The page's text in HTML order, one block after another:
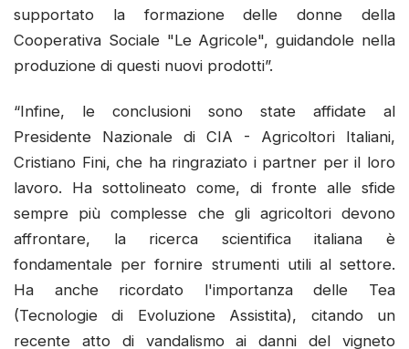
supportato la formazione delle donne della
Cooperativa Sociale "Le Agricole", guidandole nella
produzione di questi nuovi prodotti”.
“Infine, le conclusioni sono state affidate al
Presidente Nazionale di CIA - Agricoltori Italiani,
Cristiano Fini, che ha ringraziato i partner per il loro
lavoro. Ha sottolineato come, di fronte alle sfide
sempre più complesse che gli agricoltori devono
affrontare, la ricerca scientifica italiana è
fondamentale per fornire strumenti utili al settore.
Ha anche ricordato l'importanza delle Tea
(Tecnologie di Evoluzione Assistita), citando un
recente atto di vandalismo ai danni del vigneto